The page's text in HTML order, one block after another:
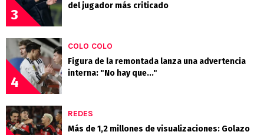
3
del jugador más criticado
4
COLO COLO
Figura de la remontada lanza una advertencia
interna: "No hay que..."
REDES
Más de 1,2 millones de visualizaciones: Golazo